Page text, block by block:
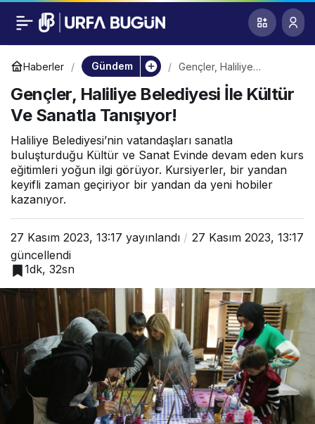
Haberler Gündem
Gençler, Haliliye
Sanatla Tanışıyor!
Gençler, Haliliye Belediyesi İle Kültür
Ve Sanatla Tanışıyor!
Haliliye Belediyesi’nin vatandaşları sanatla
buluşturduğu Kültür ve Sanat Evinde devam eden kurs
eğitimleri yoğun ilgi görüyor. Kursiyerler, bir yandan
keyifli zaman geçiriyor bir yandan da yeni hobiler
kazanıyor.
27 Kasım 2023, 13:17 yayınlandı
27 Kasım 2023, 13:17
güncellendi
1dk, 32sn
Gençler, Haliliye
Belediyesi İle Kültür
Ve Sanatla Tanışıyor!
0